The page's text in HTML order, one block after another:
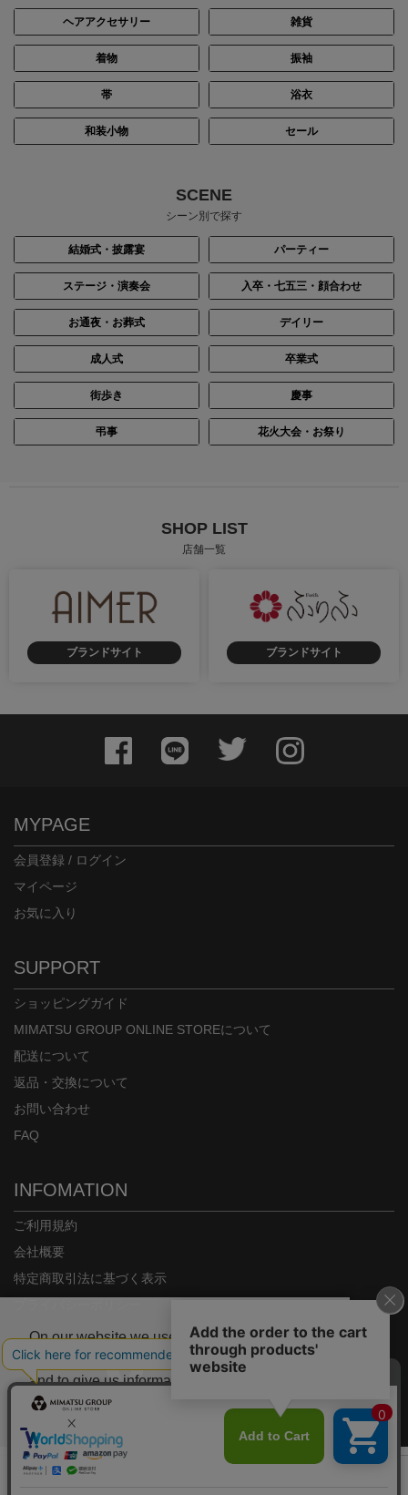
ヘアアクセサリー 雑貨
着物 振袖
帯 浴衣
和装小物 セール
SCENE
シーン別で探す
結婚式・披露宴 パーティー
ステージ・演奏会 入卒・七五三・顔合わせ
お通夜・お葬式 デイリー
成人式 卒業式
街歩き 慶事
弔事 花火大会・お祭り
SHOP LIST
店舗一覧
ブランドサイト ブランドサイト
MYPAGE
会員登録 / ログイン
マイページ
お気に入り
SUPPORT
ショッピングガイド
MIMATSU GROUP ONLINE STOREについて
配送について
返品・交換について
お問い合わせ
FAQ
INFOMATION
ご利用規約
会社概要
特定商取引法に基づく表示
Copyright© MIMATSU.CO.,LTD. ALL RIGHTS RESERVED.
On our website we use some cookies. These
are necessary for our site to work properly
and to give us information about how our site
is used.
Deny Accept